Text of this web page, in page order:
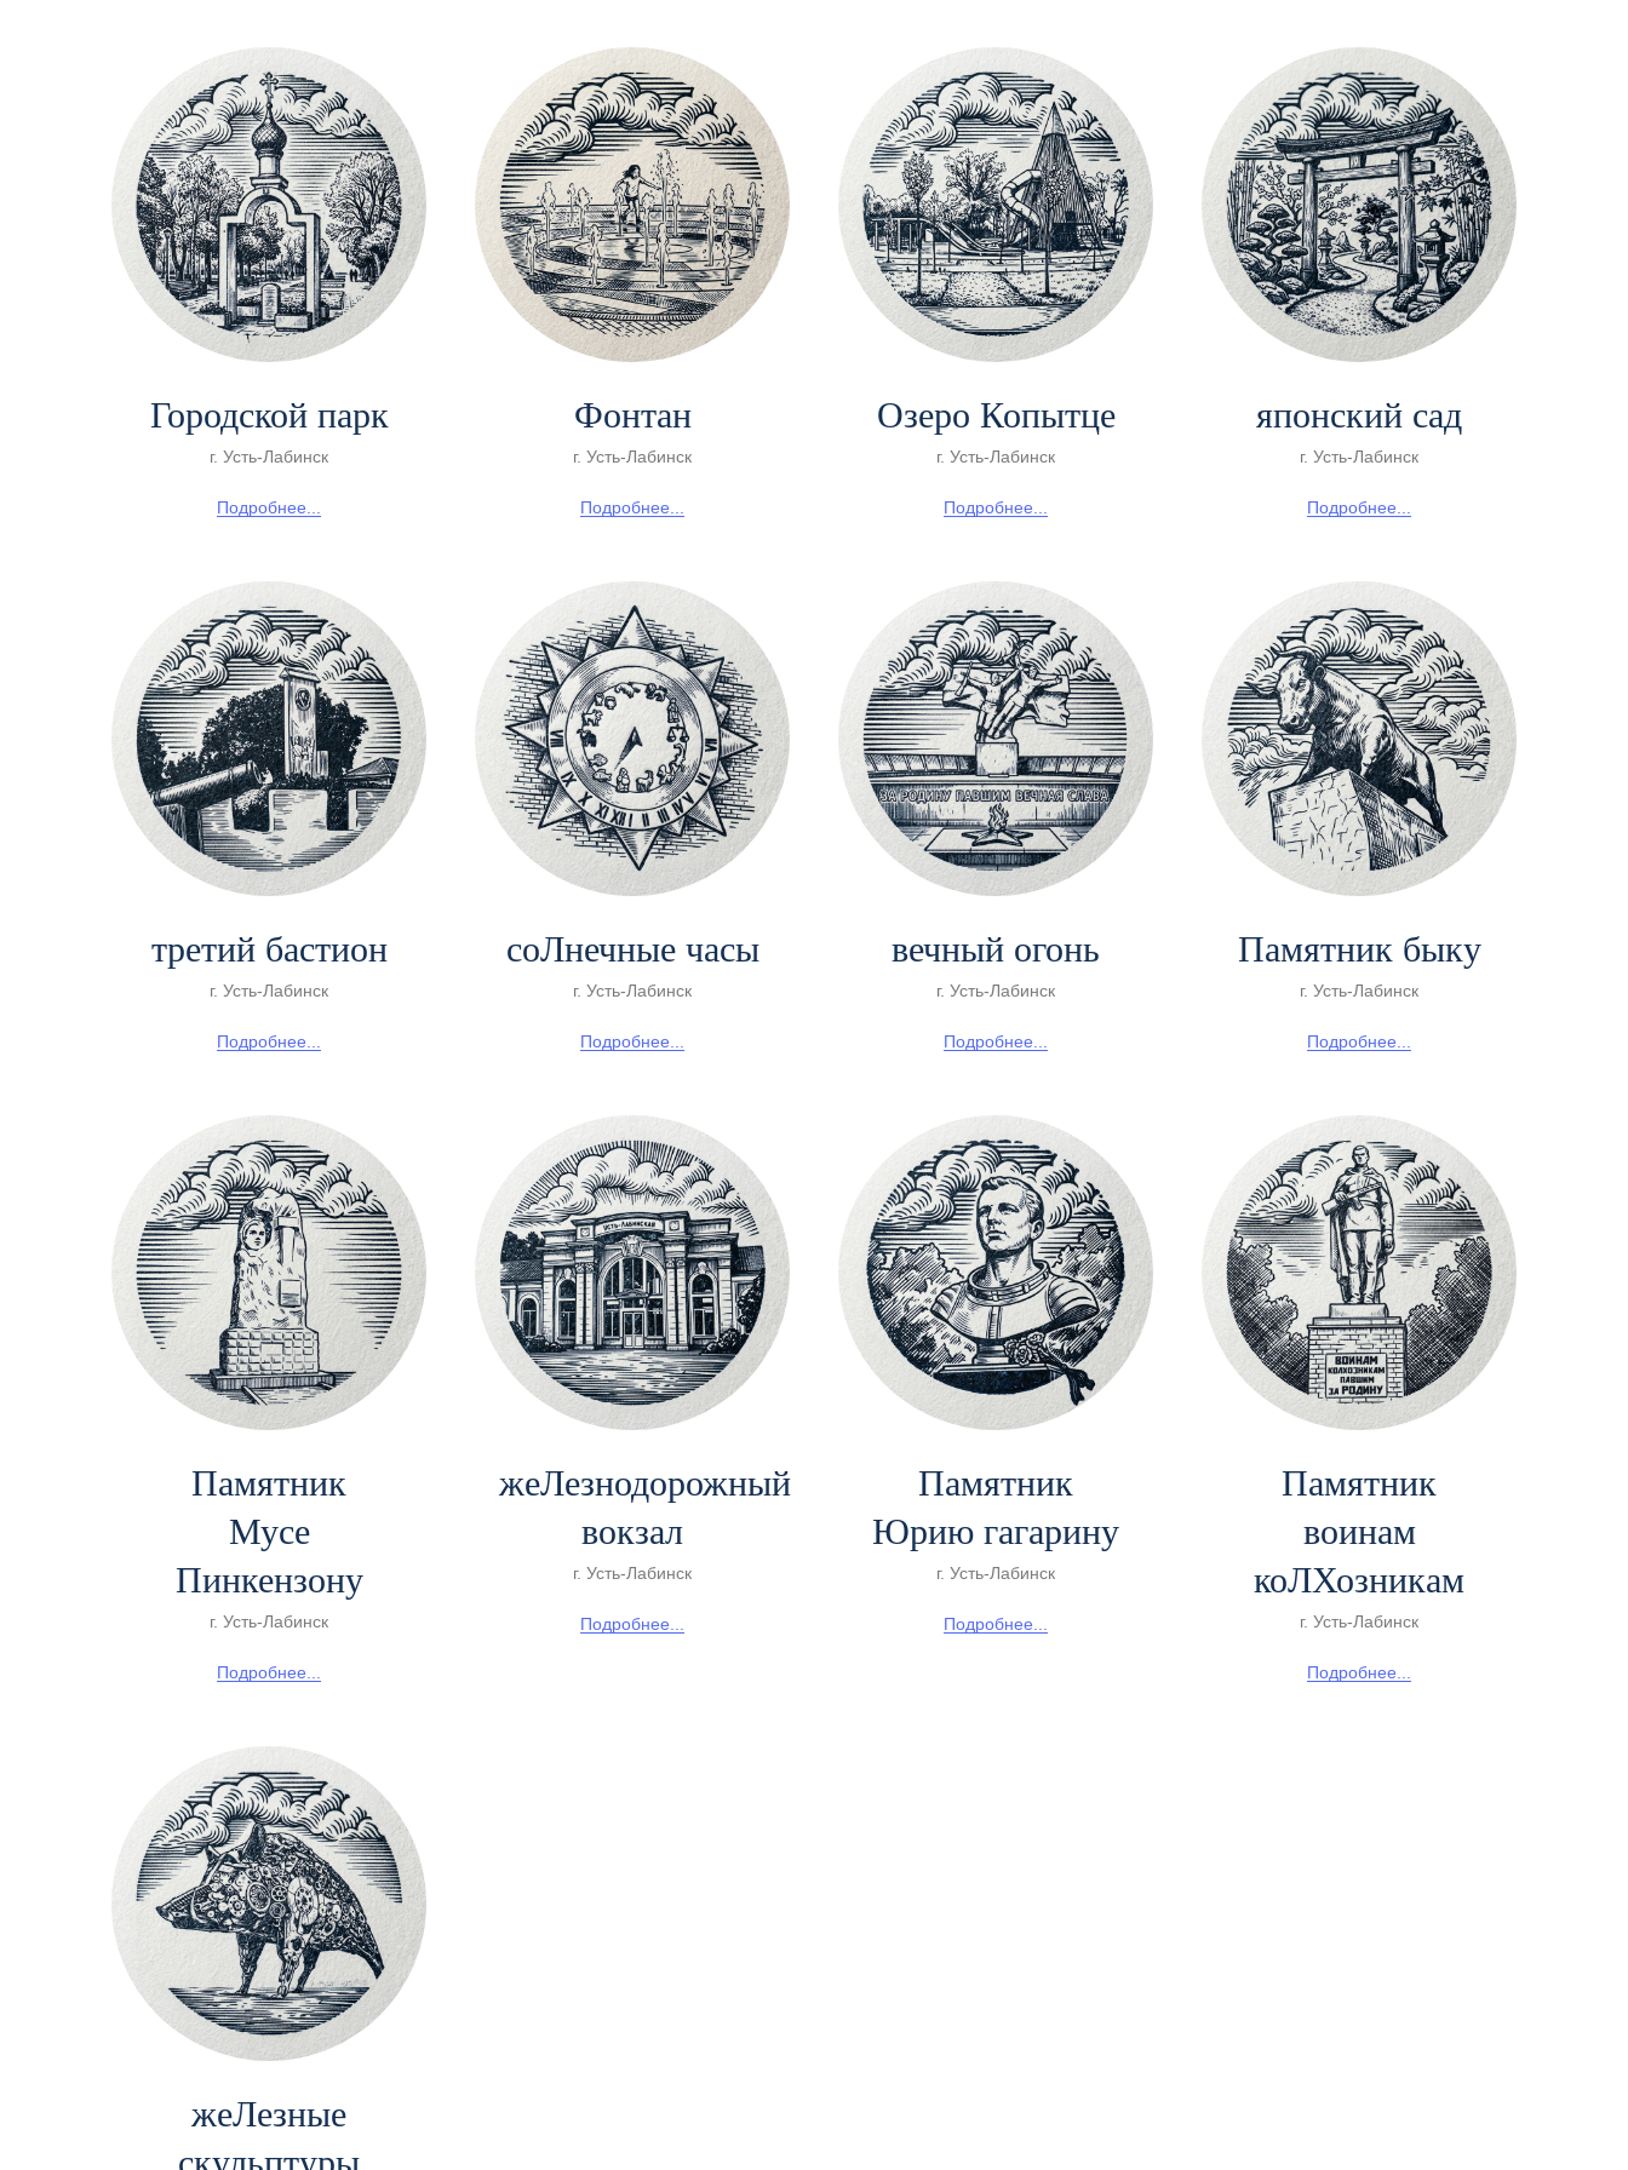
Городской парк
г. Усть-Лабинск
Подробнее...
Фонтан
г. Усть-Лабинск
Подробнее...
Озеро Копытце
г. Усть-Лабинск
Подробнее...
японский сад
г. Усть-Лабинск
Подробнее...
третий бастион
г. Усть-Лабинск
Подробнее...
соЛнечные часы
г. Усть-Лабинск
Подробнее...
вечный огонь
г. Усть-Лабинск
Подробнее...
Памятник быку
г. Усть-Лабинск
Подробнее...
Памятник
Мусе
Пинкензону
г. Усть-Лабинск
Подробнее...
жеЛезнодорожный
вокзал
г. Усть-Лабинск
Подробнее...
Памятник
Юрию гагарину
г. Усть-Лабинск
Подробнее...
Памятник
воинам
коЛХозникам
г. Усть-Лабинск
Подробнее...
жеЛезные
скульптуры